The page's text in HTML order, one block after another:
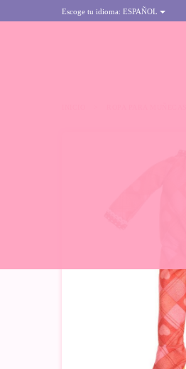
Escoge tu idioma: ESPAÑOL